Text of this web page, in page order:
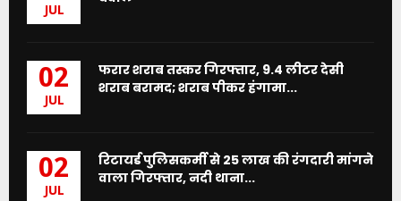
JUL
02
JUL
फरार शराब तस्कर गिरफ्तार, 9.4 लीटर देसी
शराब बरामद; शराब पीकर हंगामा...
02
JUL
रिटायर्ड पुलिसकर्मी से 25 लाख की रंगदारी मांगने
वाला गिरफ्तार, नदी थाना...